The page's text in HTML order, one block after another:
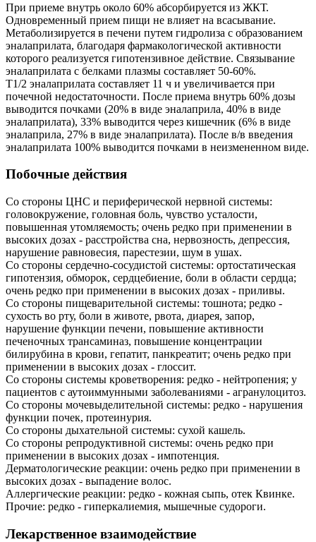
При приеме внутрь около 60% абсорбируется из ЖКТ.
Одновременный прием пищи не влияет на всасывание.
Метаболизируется в печени путем гидролиза с образованием
эналаприлата, благодаря фармакологической активности
которого реализуется гипотензивное действие. Связывание
эналаприлата с белками плазмы составляет 50-60%.
T1/2 эналаприлата составляет 11 ч и увеличивается при
почечной недостаточности. После приема внутрь 60% дозы
выводится почками (20% в виде эналаприла, 40% в виде
эналаприлата), 33% выводится через кишечник (6% в виде
эналаприла, 27% в виде эналаприлата). После в/в введения
эналаприлата 100% выводится почками в неизмененном виде.
Побочные действия
Со стороны ЦНС и периферической нервной системы:
головокружение, головная боль, чувство усталости,
повышенная утомляемость; очень редко при применении в
высоких дозах - расстройства сна, нервозность, депрессия,
нарушение равновесия, парестезии, шум в ушах.
Со стороны сердечно-сосудистой системы: ортостатическая
гипотензия, обморок, сердцебиение, боли в области сердца;
очень редко при применении в высоких дозах - приливы.
Со стороны пищеварительной системы: тошнота; редко -
сухость во рту, боли в животе, рвота, диарея, запор,
нарушение функции печени, повышение активности
печеночных трансаминаз, повышение концентрации
билирубина в крови, гепатит, панкреатит; очень редко при
применении в высоких дозах - глоссит.
Со стороны системы кроветворения: редко - нейтропения; у
пациентов с аутоиммунными заболеваниями - агранулоцитоз.
Со стороны мочевыделительной системы: редко - нарушения
функции почек, протеинурия.
Со стороны дыхательной системы: сухой кашель.
Со стороны репродуктивной системы: очень редко при
применении в высоких дозах - импотенция.
Дерматологические реакции: очень редко при применении в
высоких дозах - выпадение волос.
Аллергические реакции: редко - кожная сыпь, отек Квинке.
Прочие: редко - гиперкалиемия, мышечные судороги.
Лекарственное взаимодействие